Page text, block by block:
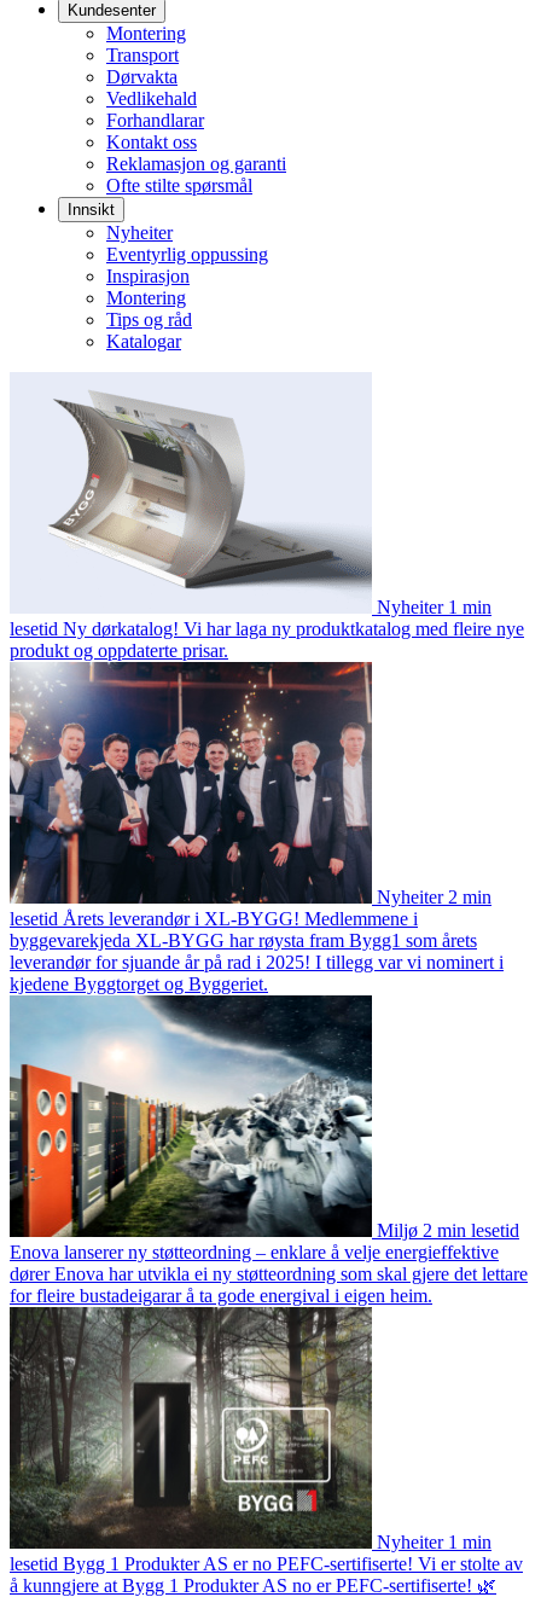
Kundesenter
Montering
Transport
Dørvakta
Vedlikehald
Forhandlarar
Kontakt oss
Reklamasjon og garanti
Ofte stilte spørsmål
Innsikt
Nyheiter
Eventyrlig oppussing
Inspirasjon
Montering
Tips og råd
Katalogar
Nyheiter 1 min
lesetid Ny dørkatalog! Vi har laga ny produktkatalog med fleire nye
produkt og oppdaterte prisar.
Nyheiter 2 min
lesetid Årets leverandør i XL-BYGG! Medlemmene i
byggevarekjeda XL-BYGG har røysta fram Bygg1 som årets
leverandør for sjuande år på rad i 2025! I tillegg var vi nominert i
kjedene Byggtorget og Byggeriet.
Miljø 2 min lesetid
Enova lanserer ny støtteordning – enklare å velje energieffektive
dørerEnova har utvikla ei ny støtteordning som skal gjere det lettare
for fleire bustadeigarar å ta gode energival i eigen heim.
Nyheiter 1 min
lesetid Bygg 1 Produkter AS er no PEFC-sertifiserte! Vi er stolte av
å kunngjere at Bygg 1 Produkter AS no er PEFC-sertifiserte! 🌿